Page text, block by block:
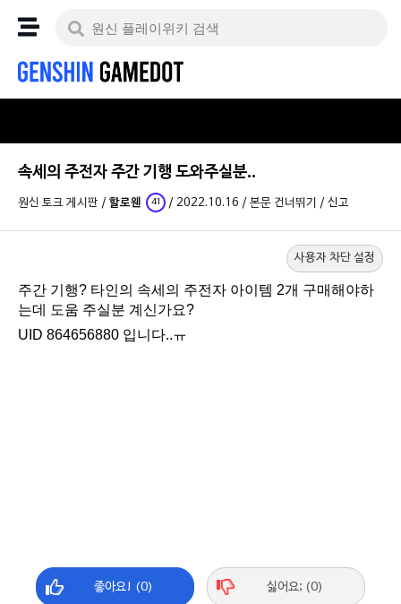
속세의 주전자 주간 기행 도와주실분..
원신 토크 게시판 / 할로웬 41 / 2022.10.16 / 본문 건너뛰기 / 신고
사용자 차단 설정
주간 기행? 타인의 속세의 주전자 아이템 2개 구매해야하
는데 도움 주실분 계신가요?
UID 864656880 입니다..ㅠ
좋아요! (0) 싫어요; (0)